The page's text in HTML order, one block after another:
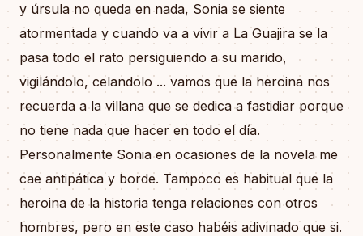
y úrsula no queda en nada, Sonia se siente
atormentada y cuando va a vivir a La Guajira se la
pasa todo el rato persiguiendo a su marido,
vigilándolo, celandolo ... vamos que la heroina nos
recuerda a la villana que se dedica a fastidiar porque
no tiene nada que hacer en todo el día.
Personalmente Sonia en ocasiones de la novela me
cae antipática y borde. Tampoco es habitual que la
heroina de la historia tenga relaciones con otros
hombres, pero en este caso habéis adivinado que si.